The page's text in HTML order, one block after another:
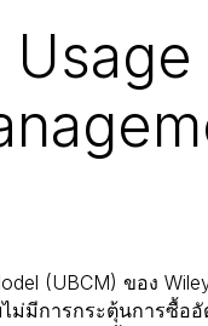
(UBCM) ของ
ม่มีการกระตุ้นการซื้อ